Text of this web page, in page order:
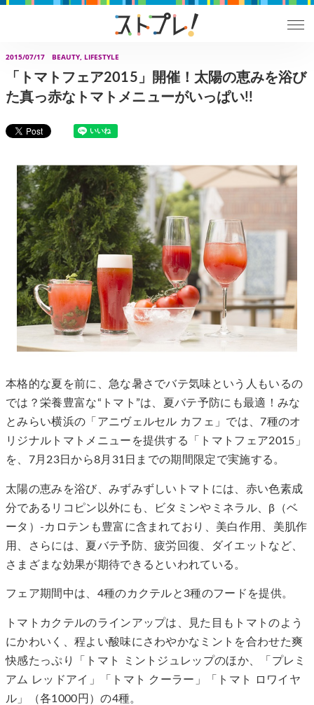
2015/07/17 BEAUTY, LIFESTYLE
「トマトフェア2015」開催！太陽の恵みを浴び
た真っ赤なトマトメニューがいっぱい!!
本格的な夏を前に、急な暑さでバテ気味という人もいるの
では？栄養豊富な“トマト”は、夏バテ予防にも最適！みな
とみらい横浜の「アニヴェルセル カフェ」では、7種のオ
リジナルトマトメニューを提供する「トマトフェア2015」
を、7月23日から8月31日までの期間限定で実施する。
太陽の恵みを浴び、みずみずしいトマトには、赤い色素成
分であるリコピン以外にも、ビタミンやミネラル、β（ベ
ータ）-カロテンも豊富に含まれており、美白作用、美肌作
用、さらには、夏バテ予防、疲労回復、ダイエットなど、
さまざまな効果が期待できるといわれている。
フェア期間中は、4種のカクテルと3種のフードを提供。
トマトカクテルのラインアップは、見た目もトマトのよう
にかわいく、程よい酸味にさわやかなミントを合わせた爽
快感たっぷり「トマト ミントジュレップのほか、「プレミ
アム レッドアイ」「トマト クーラー」「トマト ロワイヤ
ル」（各1000円）の4種。